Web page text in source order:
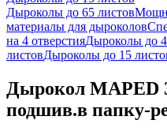
Дыроколы до 65 листов
материалы для дыроколов
на 4 отверстияДыроколы до
листовДыроколы до 15
Дырокол MAPED
подшив.в папку-